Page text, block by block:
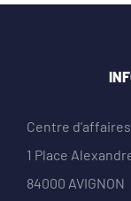
Centre d’affaires
1 Place
84000 AVIGNON